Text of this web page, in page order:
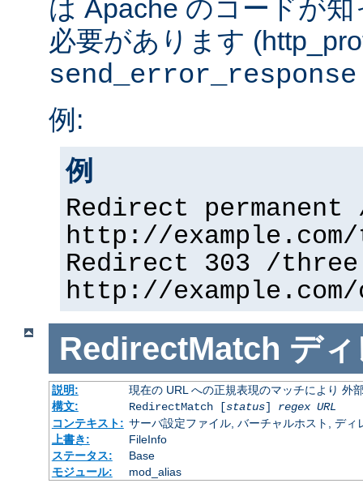
は Apache のコードが
必要があります
send_error_response
例:
例
Redirect permanent
http://example.com/
Redirect 303 /three
http://
RedirectMatch デ
説明:
現在の URL への正規表現のマッチにより 外
構文:
RedirectMatch [status] regex URL
コンテキスト: サーバ設定ファイル, バーチャルホスト, ディ
上書き:
FileInfo
ステータス:
Base
モジュール:
mod_alias